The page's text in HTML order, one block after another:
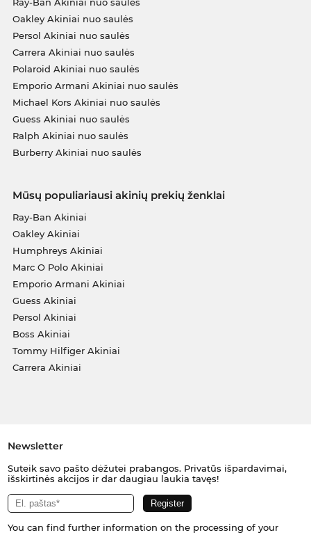
Oakley Akiniai nuo saulės
Persol Akiniai nuo saulės
Carrera Akiniai nuo saulės
Polaroid Akiniai nuo saulės
Emporio Armani Akiniai nuo saulės
Michael Kors Akiniai nuo saulės
Guess Akiniai nuo saulės
Ralph Akiniai nuo saulės
Burberry Akiniai nuo saulės
Mūsų populiariausi akinių prekių ženklai
Ray-Ban Akiniai
Oakley Akiniai
Humphreys Akiniai
Marc O Polo Akiniai
Emporio Armani Akiniai
Guess Akiniai
Persol Akiniai
Boss Akiniai
Tommy Hilfiger Akiniai
Carrera Akiniai
Newsletter
Suteik savo pašto dėžutei prabangos. Privatūs išpardavimai,
išskirtinės akcijos ir dar daugiau laukia tavęs!
You can find further information on the processing of your